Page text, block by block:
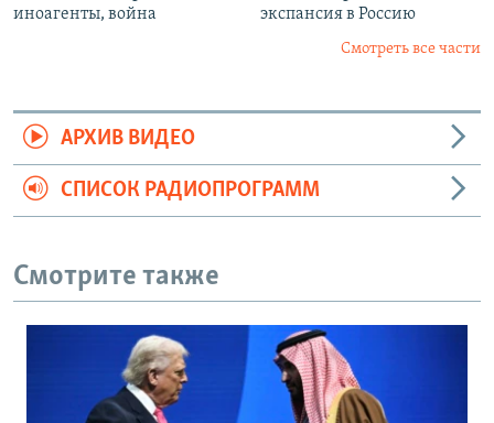
иноагенты, война
экспансия в Россию
Смотреть все части
АРХИВ ВИДЕО
СПИСОК РАДИОПРОГРАММ
Смотрите также